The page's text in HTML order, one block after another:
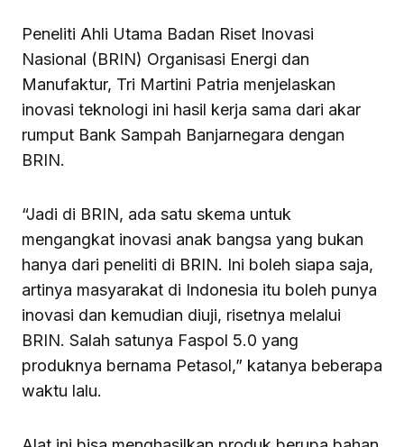
Peneliti Ahli Utama Badan Riset Inovasi
Nasional (BRIN) Organisasi Energi dan
Manufaktur, Tri Martini Patria menjelaskan
inovasi teknologi ini hasil kerja sama dari akar
rumput Bank Sampah Banjarnegara dengan
BRIN.
“Jadi di BRIN, ada satu skema untuk
mengangkat inovasi anak bangsa yang bukan
hanya dari peneliti di BRIN. Ini boleh siapa saja,
artinya masyarakat di Indonesia itu boleh punya
inovasi dan kemudian diuji, risetnya melalui
BRIN. Salah satunya Faspol 5.0 yang
produknya bernama Petasol,” katanya beberapa
waktu lalu.